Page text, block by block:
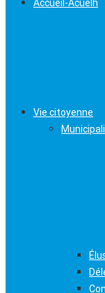
Accueil-Acuèlh
Vie citoyenne